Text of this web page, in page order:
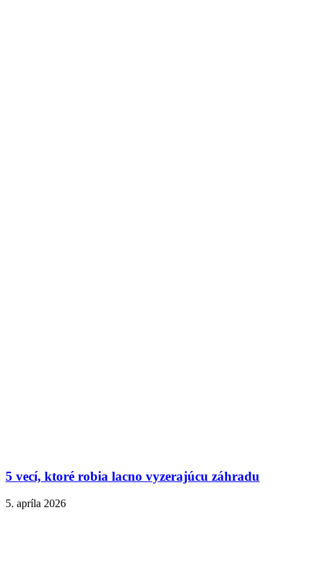
5 vecí, ktoré robia lacno vyzerajúcu záhradu
5. apríla 2026